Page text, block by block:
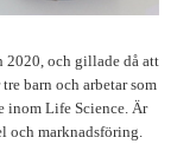
2020, och gillade då att
barn och arbetar som
inom Life Science. Är
och marknadsföring.